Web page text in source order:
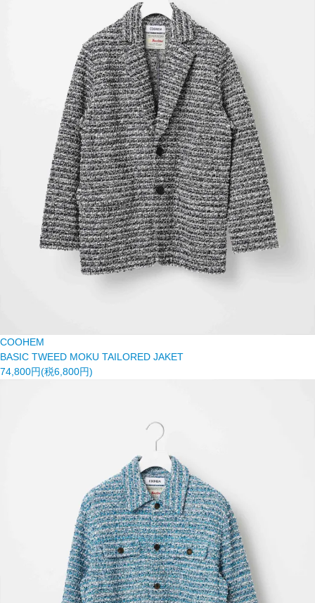
COOHEM
BASIC TWEED MOKU TAILORED JAKET
74,800円(税6,800円)